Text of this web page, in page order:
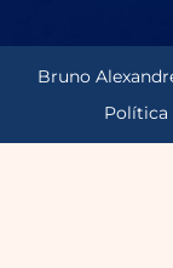
Bruno
Política